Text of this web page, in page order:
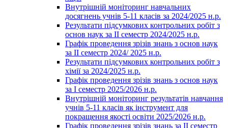
Внутрішній моніторинг навчальних
досягнень учнів 5-11 класів за 2024/2025 н.р.
Результати підсумкових контрольних робіт з
основ наук за ІІ семестр 2024/2025 н.р.
Графік проведення зрізів знань з основ наук
за ІІ семестр 2024/ 2025 н.р.
Результати підсумкових контрольних робіт з
хімії за 2024/2025 н.р.
Графік проведення зрізів знань з основ наук
за І семестр 2025/2026 н.р.
Внутрішній моніторинг результатів навчання
учнів 5-11 класів як інструмент для
покращення якості освіти 2025/2026 н.р.
Графік проведення зрізів знань за ІІ семестр